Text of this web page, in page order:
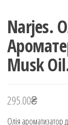
Narjes.
Musk
295.00₴
Олія ароматизатор